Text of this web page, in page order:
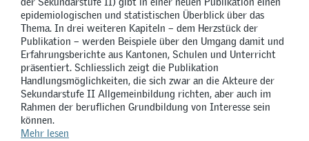
epidemiologischen und statistischen Überblick über das
Thema. In drei weiteren Kapiteln – dem Herzstück der
Publikation – werden Beispiele über den Umgang damit und
Erfahrungsberichte aus Kantonen, Schulen und Unterricht
präsentiert. Schliesslich zeigt die Publikation
Handlungsmöglichkeiten, die sich zwar an die Akteure der
Sekundarstufe II Allgemeinbildung richten, aber auch im
Rahmen der beruflichen Grundbildung von Interesse sein
können.
Mehr lesen